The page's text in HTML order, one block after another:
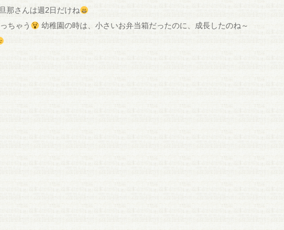
旦那さんは週2日だけね
ちゃう
幼稚園の時は、小さいお弁当箱だったのに、成長したのね～